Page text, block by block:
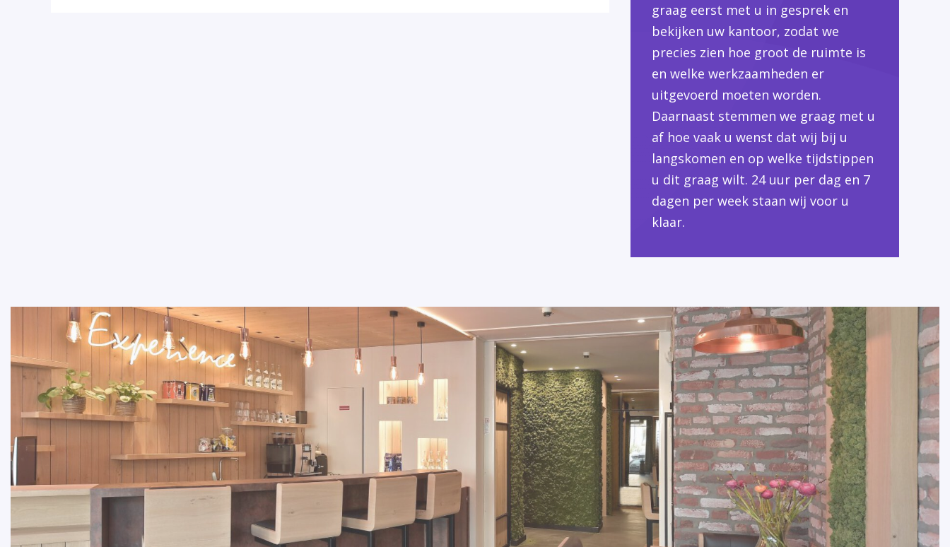
graag eerst met u in gesprek en
bekijken uw kantoor, zodat we
precies zien hoe groot de ruimte is
en welke werkzaamheden er
uitgevoerd moeten worden.
Daarnaast stemmen we graag met u
af hoe vaak u wenst dat wij bij u
langskomen en op welke tijdstippen
u dit graag wilt. 24 uur per dag en 7
dagen per week staan wij voor u
klaar.